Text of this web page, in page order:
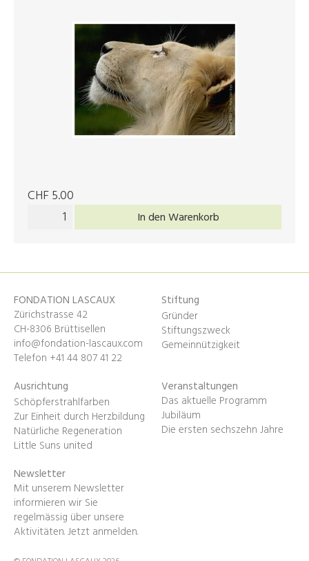
CHF 5.00
In den Warenkorb
FONDATION LASCAUX
Zürichstrasse 42
CH-8306 Brüttisellen
info@fondation-lascaux.com
Telefon +41 44 807 41 22
Stiftung
Gründer
Stiftungszweck
Gemeinnützigkeit
Ausrichtung
Schöpferstrahlfarben
Zur Einheit durch Herzbildung
Natürliche Regeneration
Little Suns united
Veranstaltungen
Das aktuelle Programm
Jubiläum
Die ersten sechszehn Jahre
Newsletter
Mit unserem Newsletter
informieren wir Sie
regelmässig über unsere
Aktivitäten.Jetzt anmelden.